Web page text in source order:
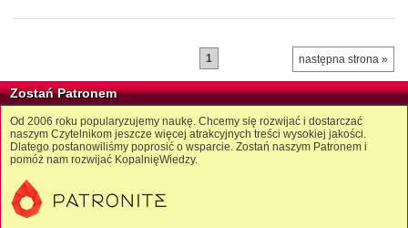
następna strona »
1
Zostań Patronem
Od 2006 roku popularyzujemy naukę. Chcemy się rozwijać i dostarczać
naszym Czytelnikom jeszcze więcej atrakcyjnych treści wysokiej jakości.
Dlatego postanowiliśmy poprosić o wsparcie. Zostań naszym Patronem i
pomóż nam rozwijać KopalnięWiedzy.